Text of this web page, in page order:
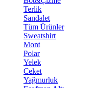
Terlik
Sandalet
Tüm Ürünler
Sweatshirt
Mont
Polar
Yelek
Ceket
Yağmurluk